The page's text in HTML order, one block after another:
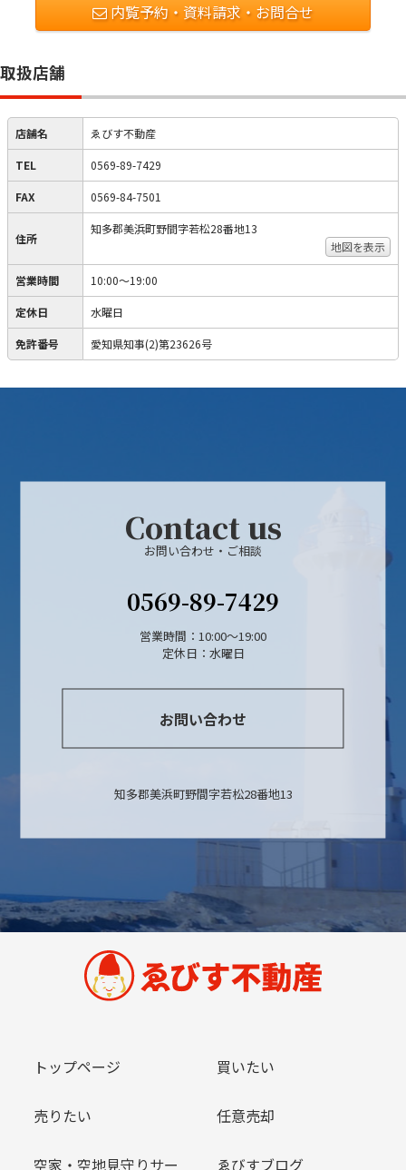
内覧予約・資料請求・お問合せ
取扱店舗
店舗名 ゑびす不動産
TEL 0569-89-7429
FAX 0569-84-7501
住所
知多郡美浜町野間字若松28番地13
地図を表示
営業時間 10:00〜19:00
定休日 水曜日
免許番号 愛知県知事(2)第23626号
Contact us
お問い合わせ・ご相談
0569-89-7429
営業時間：10:00〜19:00
定休日：水曜日
お問い合わせ
知多郡美浜町野間字若松28番地13
トップページ 買いたい
売りたい 任意売却
空家・空地見守りサー ゑびすブログ